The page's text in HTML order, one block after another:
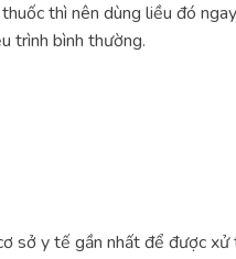
thì nên dùng liều đó
trình bình thường.
sở y tế gần nhất để được